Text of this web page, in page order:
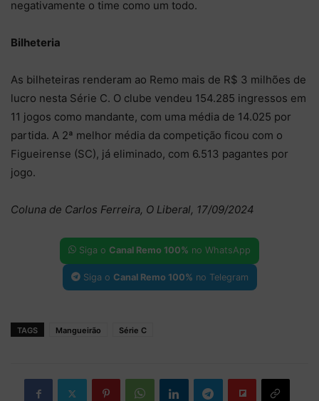
negativamente o time como um todo.
Bilheteria
As bilheteiras renderam ao Remo mais de R$ 3 milhões de
lucro nesta Série C. O clube vendeu 154.285 ingressos em
11 jogos como mandante, com uma média de 14.025 por
partida. A 2ª melhor média da competição ficou com o
Figueirense (SC), já eliminado, com 6.513 pagantes por
jogo.
Coluna de Carlos Ferreira, O Liberal, 17/09/2024
Siga o Canal Remo 100% no WhatsApp
Siga o Canal Remo 100% no Telegram
TAGS Mangueirão Série C